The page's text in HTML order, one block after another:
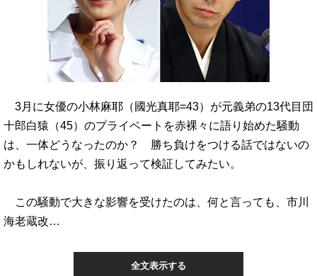
3月に女優の小林麻耶（國光真耶=43）が元義弟の13代目団
十郎白猿（45）のプライベートを赤裸々に語り始めた騒動
は、一体どうなったのか？ 勝ち負けをつける話ではないの
かもしれないが、振り返って検証してみたい。
この騒動で大きな影響を受けたのは、何と言っても、市川
海老蔵改…
全文表示する